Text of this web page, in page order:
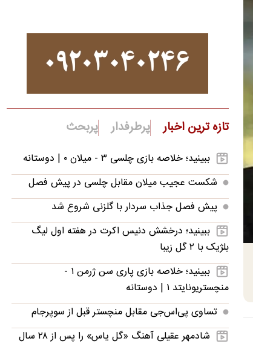
تازه ترین اخبار پرطرفدار پربحث
ببینید؛ خلاصه بازی چلسی ۳ - میلان ۰ | دوستانه
شکست عجیب میلان مقابل چلسی در پیش فصل
پیش فصل جذاب سردار با گلزنی شروع شد
ببینید؛ درخشش دنیس اکرت در هفته اول لیگ
بلژیک با ۲ گل زیبا
ببینید؛ خلاصه بازی پاری سن ژرمن ۱ -
منچستریونایتد ۱ | دوستانه
تساوی پی‌اس‌جی مقابل منچستر قبل از سوپرجام
شادمهر عقیلی آهنگ «گل یاس» را پس از ۲۸ سال